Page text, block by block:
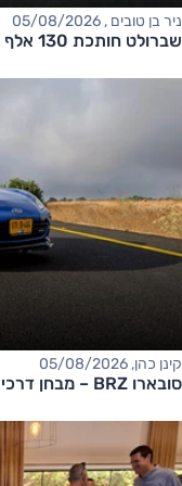
ניר בן טובים , 05/08/2026
שברולט חותכת 130 אלף שקל ממחיר הטאהו
קינן כהן, 05/08/2026
סובארו BRZ – מבחן דרכים (tS)